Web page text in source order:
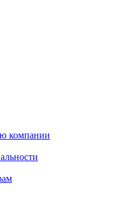
компании